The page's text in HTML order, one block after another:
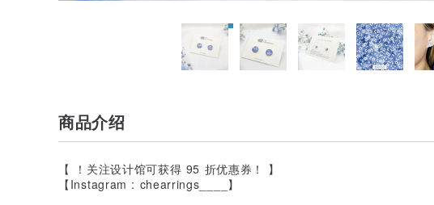
商品介绍
【 ！关注设计馆可获得 95 折优惠券！ 】
【Instagram : chearrings____】